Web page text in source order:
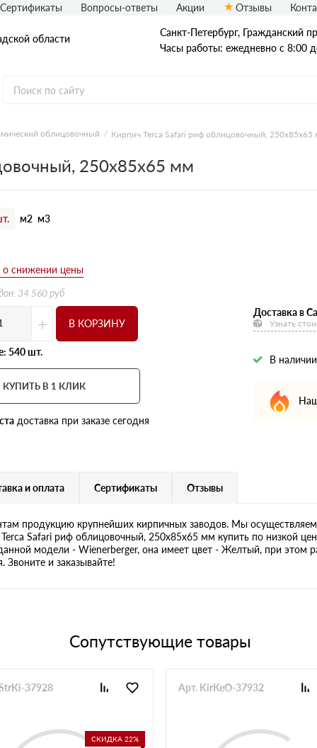
области
Санкт-Петербург, Граждaнский
Часы работы: ежедневно с 8:00
Рядовой кирпич
Полнотелый
Сертификаты Вопросы-ответы Акции Отзывы
облицовочный Кирпич Terca Safari риф облицовочный, 250х85х65
250х85х65 мм
м2 м3
34 560 руб
+ В КОРЗИНУ
540 шт.
КУПИТЬ В 1 КЛИК
доставка при заказе сегодня
Доставка в
Узнать
В наличии
и оплата Сертификаты Отзывы
продукцию крупнейших кирпичных заводов. Мы
Safari риф облицовочный, 250х85х65 мм купить по низкой
модели - Wienerberger, она имеет цвет - Желтый, при этом
и заказывайте!
Сопутствующие товары
СКИДКА 22%
37928 Арт. KirKeO-37932